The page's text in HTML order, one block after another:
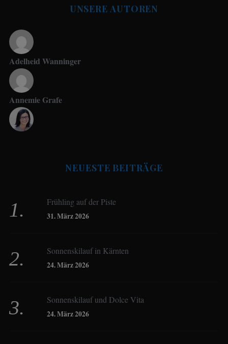
UNSERE AUTOREN
Adelheid Wanninger
Annemie Grafe
Birgit Werner
Christoph Schrahe
NEUESTE BEITRÄGE
Frühling auf der Piste
31. März 2026
Sonnenskilauf in Kärnten
24. März 2026
Sonnenskilauf und Dolce Vita
24. März 2026